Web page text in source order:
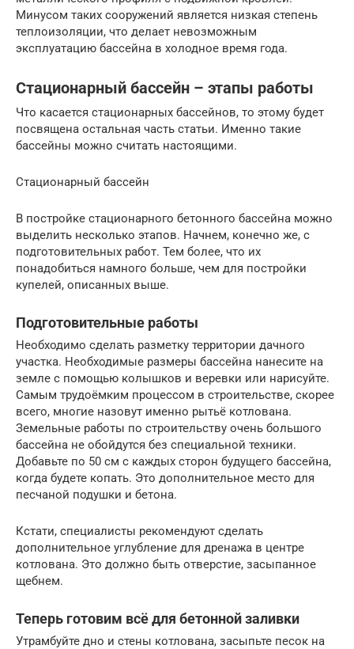
Минусом таких сооружений является низкая степень
теплоизоляции, что делает невозможным
эксплуатацию бассейна в холодное время года.
Стационарный бассейн – этапы работы
Что касается стационарных бассейнов, то этому будет
посвящена остальная часть статьи. Именно такие
бассейны можно считать настоящими.
Стационарный бассейн
В постройке стационарного бетонного бассейна можно
выделить несколько этапов. Начнем, конечно же, с
подготовительных работ. Тем более, что их
понадобиться намного больше, чем для постройки
купелей, описанных выше.
Подготовительные работы
Необходимо сделать разметку территории дачного
участка. Необходимые размеры бассейна нанесите на
земле с помощью колышков и веревки или нарисуйте.
Самым трудоёмким процессом в строительстве, скорее
всего, многие назовут именно рытьё котлована.
Земельные работы по строительству очень большого
бассейна не обойдутся без специальной техники.
Добавьте по 50 см с каждых сторон будущего бассейна,
когда будете копать. Это дополнительное место для
песчаной подушки и бетона.
Кстати, специалисты рекомендуют сделать
дополнительное углубление для дренажа в центре
котлована. Это должно быть отверстие, засыпанное
щебнем.
Теперь готовим всё для бетонной заливки
Утрамбуйте дно и стены котлована, засыпьте песок на